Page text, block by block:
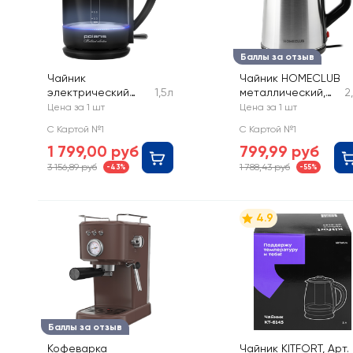
Чайник
электрический
POLARIS PWK
стеклянный
1,5л
Цена за 1 шт
С Картой №1
1 799,00 руб
3 156,89 руб -43%
Баллы за отзыв
Чайник HOMECLUB
металлический,
1800Вт, 2.3л, Арт.
Цена за 1 шт
С Картой №1
799,99 руб
1 788,43 руб -55%
Баллы за отзыв
Кофеварка
4.9
Чайник KITFORT, Арт.